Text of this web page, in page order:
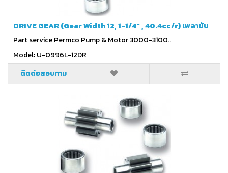
DRIVE GEAR (Gear Width 12, 1-1/4" , 40.4cc/r) เพลาขับ
Part service Permco Pump & Motor 3000-3100..
Model: U-0996L-12DR
ติดต่อสอบถาม